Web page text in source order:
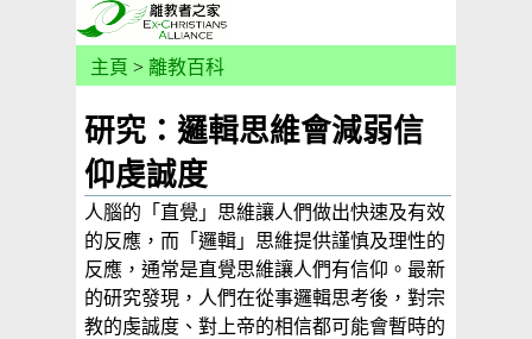
主頁 > 離教百科
研究：邏輯思維會減弱信
仰虔誠度
人腦的「直覺」思維讓人們做出快速及有效
的反應，而「邏輯」思維提供謹慎及理性的
反應，通常是直覺思維讓人們有信仰。最新
的研究發現，人們在從事邏輯思考後，對宗
教的虔誠度、對上帝的相信都可能會暫時的